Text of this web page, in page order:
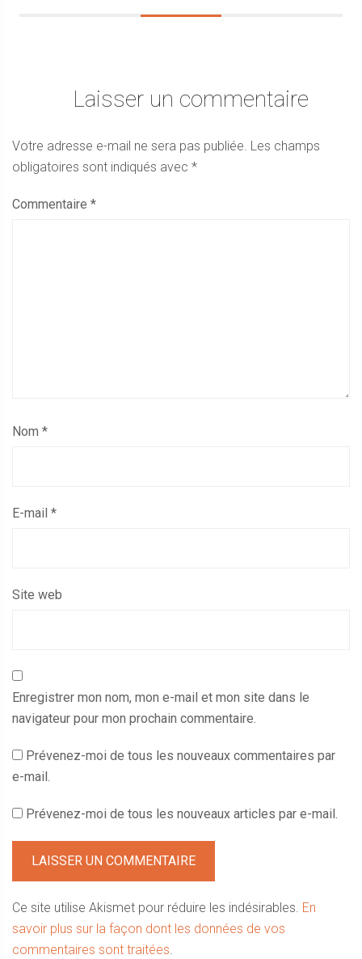
Laisser un commentaire
Votre adresse e-mail ne sera pas publiée. Les champs
obligatoires sont indiqués avec *
Commentaire *
Nom *
E-mail *
Site web
Enregistrer mon nom, mon e-mail et mon site dans le
navigateur pour mon prochain commentaire.
Prévenez-moi de tous les nouveaux commentaires par
e-mail.
Prévenez-moi de tous les nouveaux articles par e-mail.
Ce site utilise Akismet pour réduire les indésirables. En
savoir plus sur la façon dont les données de vos
commentaires sont traitées.